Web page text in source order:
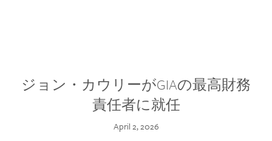
ジョン・カウリーがGIAの最高財務
責任者に就任
April 2, 2026